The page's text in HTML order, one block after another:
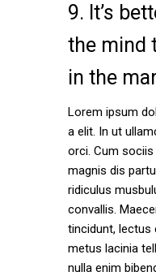
9. It’s
the mind
in the
Lorem ipsum
a elit. In ut
orci. Cum
magnis dis
ridiculus
convallis.
tincidunt, lectus
metus lacinia
nulla enim